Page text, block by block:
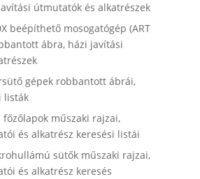
útmutatók és alkatrészek
beépíthető mosogatógép (ART
ábra, házi javítási
gépek robbantott ábrái,
listák
műszaki rajzai,
és alkatrész keresési listái
sütők műszaki rajzai,
és alkatrész keresés